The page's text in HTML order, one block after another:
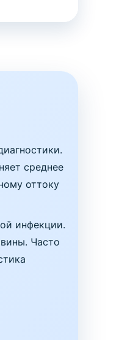
среднее
оттоку
инфекции.
Часто